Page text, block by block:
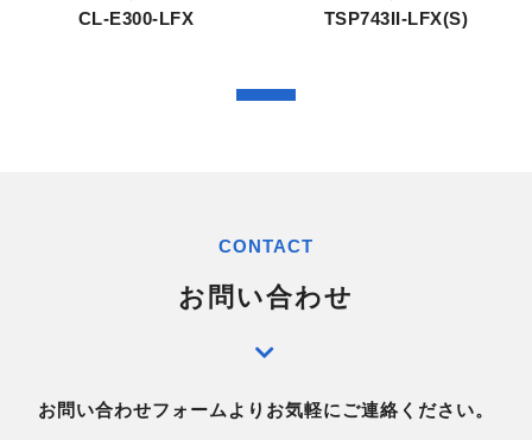
CL-E300-LFX
TSP743II-LFX(S)
CONTACT
お問い合わせ
お問い合わせフォームよりお気軽にご連絡ください。